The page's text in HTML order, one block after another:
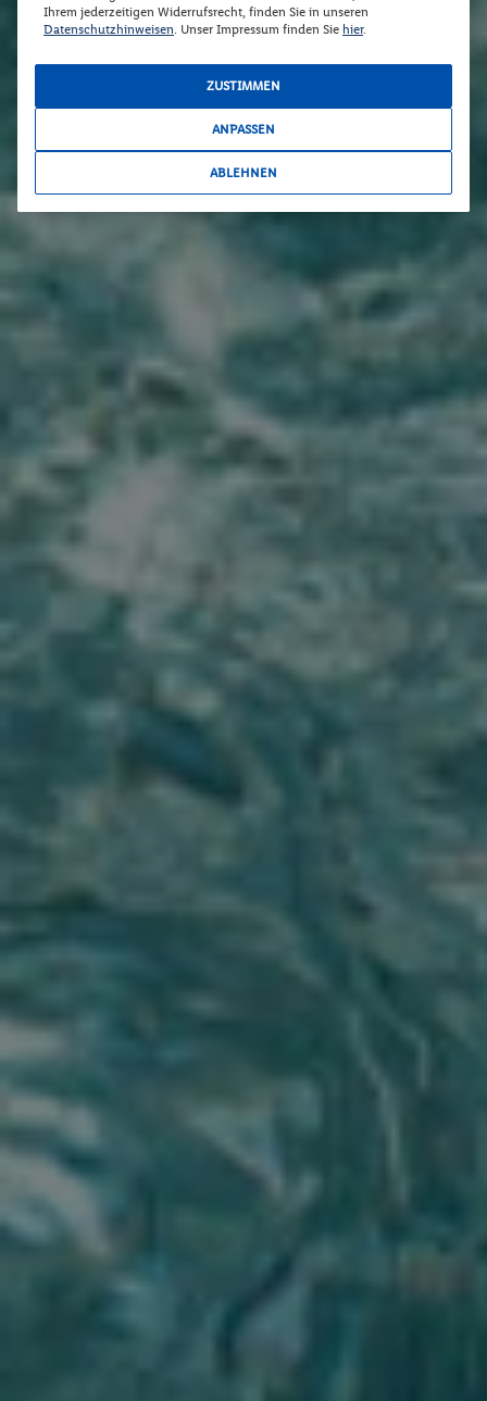
Ihrem jederzeitigen Widerrufsrecht, finden Sie in unseren
Datenschutzhinweisen . Unser Impressum finden Sie hier.
ZUSTIMMEN
ANPASSEN
ABLEHNEN